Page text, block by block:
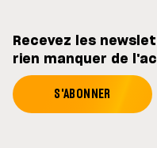
Recevez les
rien manquer de
S'ABONNER